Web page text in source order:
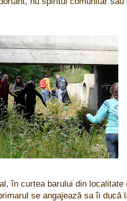
în curtea barului din
se angajează sa îi ducă